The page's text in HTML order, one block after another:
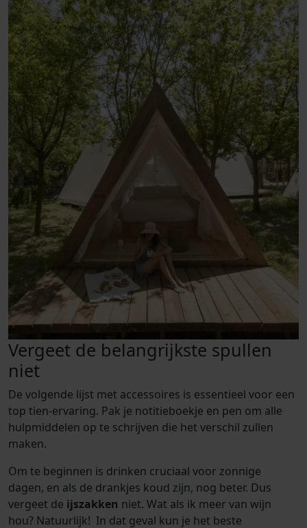
Vergeet de belangrijkste spullen
niet
De volgende lijst met accessoires is essentieel voor een
top tien-ervaring. Pak je notitieboekje en pen om alle
hulpmiddelen op te schrijven die het verschil zullen
maken.
Om te beginnen is drinken cruciaal voor zonnige
dagen, en als de drankjes koud zijn, nog beter. Dus
vergeet de ijszakken niet. Wat als ik meer van wijn
hou? Natuurlijk! In dat geval kun je het beste